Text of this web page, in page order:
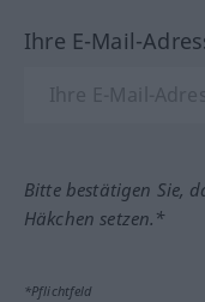
Ihre E-Mail-
Bitte bestätigen Sie,
Häkchen setzen.*
*Pflichtfeld